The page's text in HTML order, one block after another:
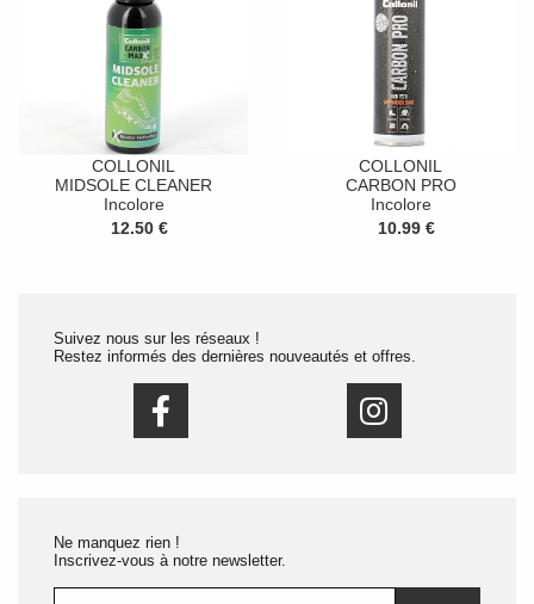
COLLONIL
MIDSOLE CLEANER
Incolore
12.50 €
COLLONIL
CARBON PRO
Incolore
10.99 €
Suivez nous sur les réseaux !
Restez informés des dernières nouveautés et offres.
Ne manquez rien !
Inscrivez-vous à notre newsletter.